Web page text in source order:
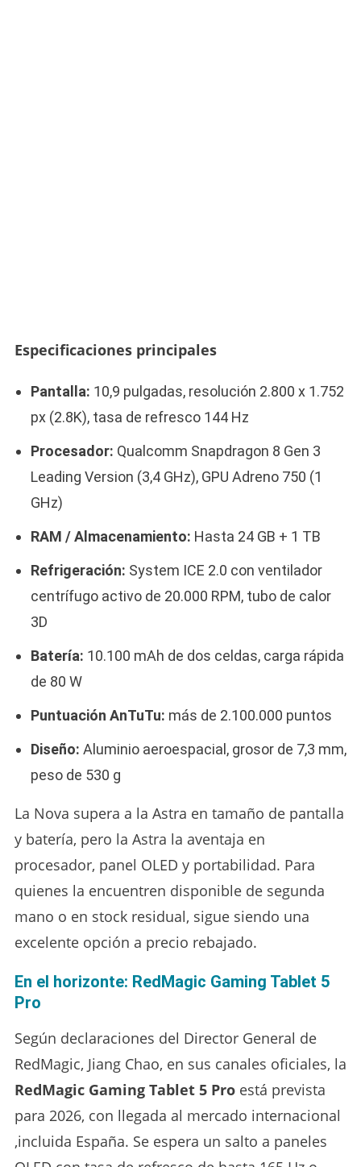
Especificaciones principales
Pantalla: 10,9 pulgadas, resolución 2.800 x 1.752
px (2.8K), tasa de refresco 144 Hz
Procesador: Qualcomm Snapdragon 8 Gen 3
Leading Version (3,4 GHz), GPU Adreno 750 (1
GHz)
RAM / Almacenamiento: Hasta 24 GB + 1 TB
Refrigeración: System ICE 2.0 con ventilador
centrífugo activo de 20.000 RPM, tubo de calor
3D
Batería: 10.100 mAh de dos celdas, carga rápida
de 80 W
Puntuación AnTuTu: más de 2.100.000 puntos
Diseño: Aluminio aeroespacial, grosor de 7,3 mm,
peso de 530 g
La Nova supera a la Astra en tamaño de pantalla
y batería, pero la Astra la aventaja en
procesador, panel OLED y portabilidad. Para
quienes la encuentren disponible de segunda
mano o en stock residual, sigue siendo una
excelente opción a precio rebajado.
En el horizonte: RedMagic Gaming Tablet 5
Pro
Según declaraciones del Director General de
RedMagic, Jiang Chao, en sus canales oficiales, la
RedMagic Gaming Tablet 5 Proestá prevista
para 2026, con llegada al mercado internacional
,incluida España. Se espera un salto a paneles